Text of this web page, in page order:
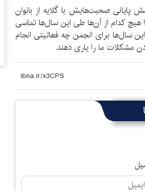
پایانی صحبت‌هایش با گلایه از بانوان
هیچ کدام از آن‌ها طی این سال‌ها تماسی
این سال‌ها برای انجمن چه فعالیتی انجام
مشکلات ما را یاری دهند.